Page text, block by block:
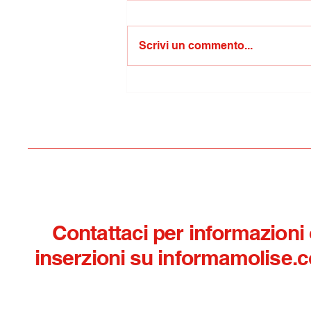
Scrivi un commento...
Contattaci per informazioni
inserzioni su